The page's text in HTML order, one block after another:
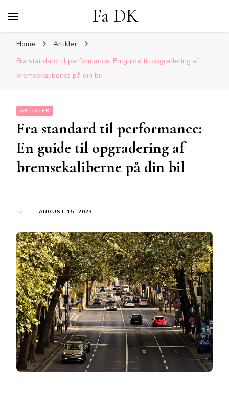
Fa DK
Home
Artikler
Fra standard til performance: En guide til opgradering af
bremsekaliberne på din bil
ARTIKLER
Fra standard til performance:
En guide til opgradering af
bremsekaliberne på din bil
by AUGUST 15, 2023